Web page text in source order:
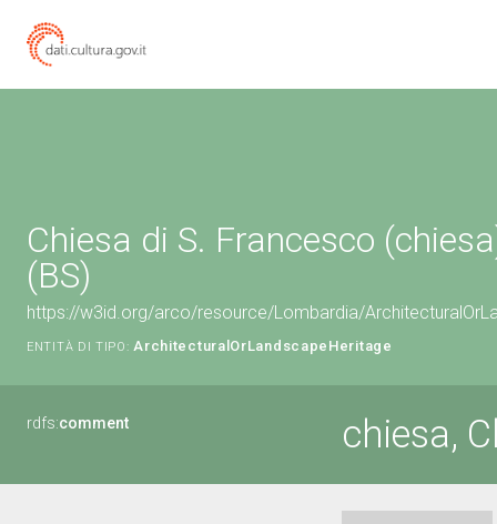
Chiesa di S. Francesco
(BS)
https://w3id.org/arco/resource/Lombardia/
ENTITÀ DI TIPO: ArchitecturalOrLandscapeHeritage
rdfs:comment chiesa,